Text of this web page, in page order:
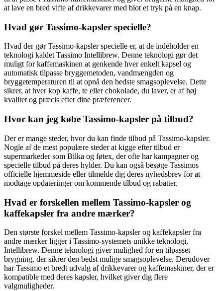
at lave en bred vifte af drikkevarer med blot et tryk på en knap.
Hvad gør Tassimo-kapsler specielle?
Hvad der gør Tassimo-kapsler specielle er, at de indeholder en
teknologi kaldet Tassimo Intellibrew. Denne teknologi gør det
muligt for kaffemaskinen at genkende hver enkelt kapsel og
automatisk tilpasse bryggemetoden, vandmængden og
bryggetemperaturen til at opnå den bedste smagsoplevelse. Dette
sikrer, at hver kop kaffe, te eller chokolade, du laver, er af høj
kvalitet og præcis efter dine præferencer.
Hvor kan jeg købe Tassimo-kapsler på tilbud?
Der er mange steder, hvor du kan finde tilbud på Tassimo-kapsler.
Nogle af de mest populære steder at kigge efter tilbud er
supermarkeder som Bilka og føtex, der ofte har kampagner og
specielle tilbud på deres hylder. Du kan også besøge Tassimos
officielle hjemmeside eller tilmelde dig deres nyhedsbrev for at
modtage opdateringer om kommende tilbud og rabatter.
Hvad er forskellen mellem Tassimo-kapsler og
kaffekapsler fra andre mærker?
Den største forskel mellem Tassimo-kapsler og kaffekapsler fra
andre mærker ligger i Tassimo-systemets unikke teknologi,
Intellibrew. Denne teknologi giver mulighed for en tilpasset
brygning, der sikrer den bedst mulige smagsoplevelse. Derudover
har Tassimo et bredt udvalg af drikkevarer og kaffemaskiner, der er
kompatible med deres kapsler, hvilket giver dig flere
valgmuligheder.